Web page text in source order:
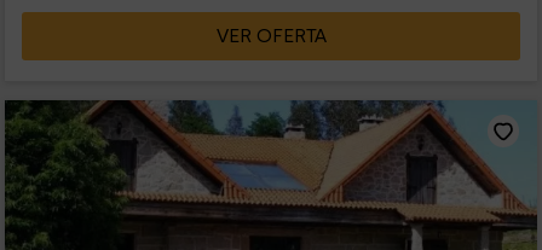
VER OFERTA